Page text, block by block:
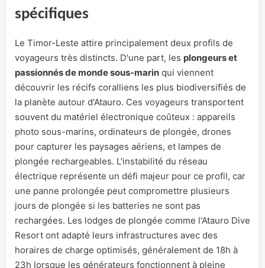
spécifiques
Le Timor-Leste attire principalement deux profils de
voyageurs très distincts. D'une part, les plongeurs et
passionnés de monde sous-marin qui viennent
découvrir les récifs coralliens les plus biodiversifiés de
la planète autour d'Atauro. Ces voyageurs transportent
souvent du matériel électronique coûteux : appareils
photo sous-marins, ordinateurs de plongée, drones
pour capturer les paysages aériens, et lampes de
plongée rechargeables. L'instabilité du réseau
électrique représente un défi majeur pour ce profil, car
une panne prolongée peut compromettre plusieurs
jours de plongée si les batteries ne sont pas
rechargées. Les lodges de plongée comme l'Atauro Dive
Resort ont adapté leurs infrastructures avec des
horaires de charge optimisés, généralement de 18h à
23h lorsque les générateurs fonctionnent à pleine